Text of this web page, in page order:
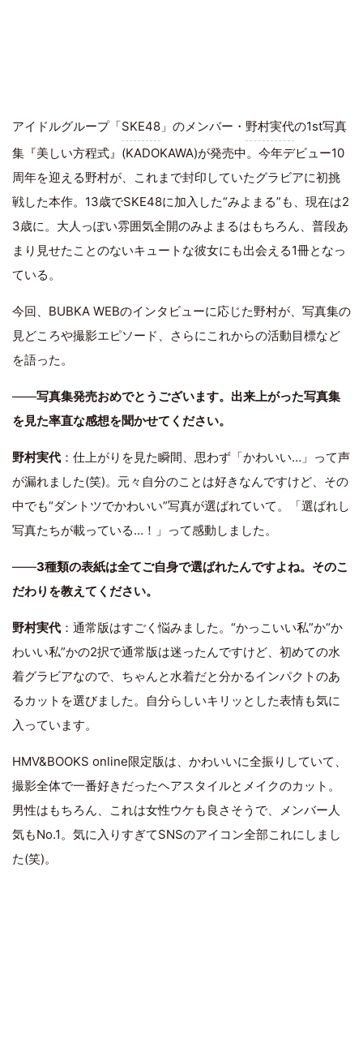
アイドルグループ「SKE48 」のメンバー・ 野村実代の1st写真
集『美しい方程式』(KADOKAWA)が発売中。今年デビュー10
周年を迎える野村が、これまで封印していたグラビアに初挑
戦した本作。13歳でSKE48に加入した“みよまる”も、現在は2
3歳に。大人っぽい雰囲気全開のみよまるはもちろん、普段あ
まり見せたことのないキュートな彼女にも出会える1冊となっ
ている。
今回、BUBKA WEBのインタビューに応じた野村が、写真集の
見どころや撮影エピソード、さらにこれからの活動目標など
を語った。
――写真集発売おめでとうございます。出来上がった写真集
を見た率直な感想を聞かせてください。
野村実代 ：仕上がりを見た瞬間、思わず「かわいい…」って声
が漏れました(笑)。元々自分のことは好きなんですけど、その
中でも“ダントツでかわいい”写真が選ばれていて。「選ばれし
写真たちが載っている…！」って感動しました。
――3種類の表紙は全てご自身で選ばれたんですよね。そのこ
だわりを教えてください。
野村実代 ：通常版はすごく悩みました。“かっこいい私”か“か
わいい私”かの2択で通常版は迷ったんですけど、初めての水
着グラビアなので、ちゃんと水着だと分かるインパクトのあ
るカットを選びました。自分らしいキリッとした表情も気に
入っています。
HMV&BOOKS online限定版は、かわいいに全振りしていて、
撮影全体で一番好きだったヘアスタイルとメイクのカット。
男性はもちろん、これは女性ウケも良さそうで、メンバー人
気もNo.1。気に入りすぎてSNSのアイコン全部これにしまし
た(笑)。